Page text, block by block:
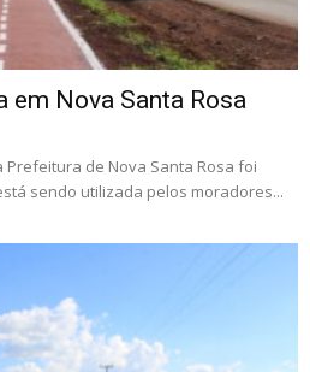
em Nova Santa Rosa
Prefeitura de Nova Santa Rosa foi
sendo utilizada pelos moradores...